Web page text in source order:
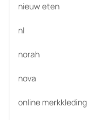
nieuw eten
nl
norah
nova
online merkkleding